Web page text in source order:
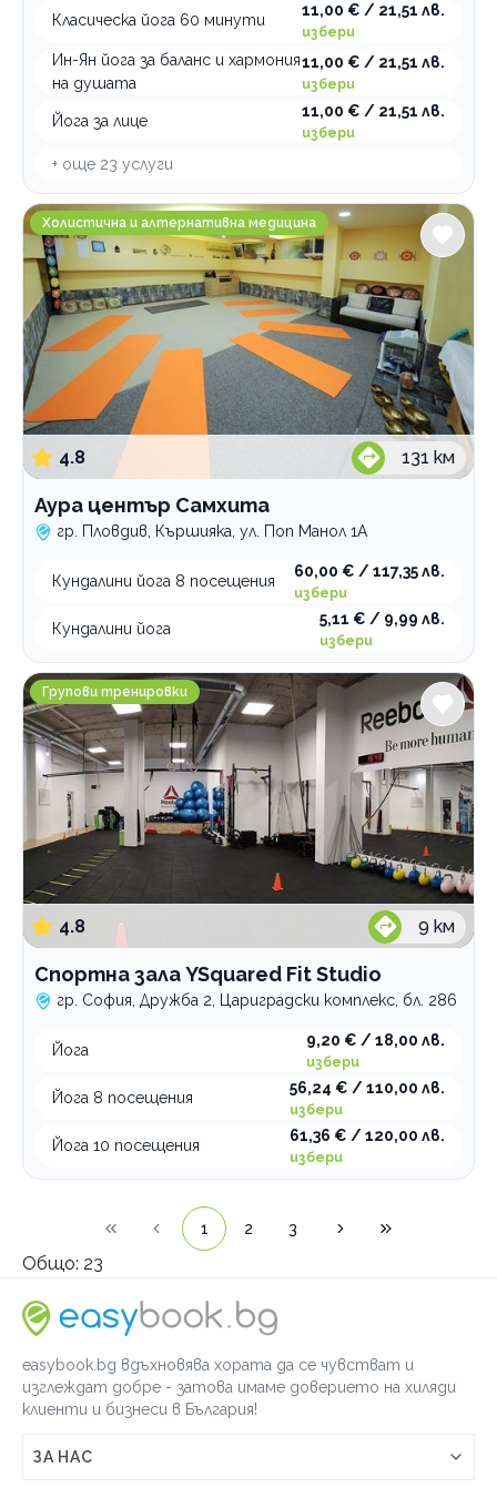
Класическа йога 60 минути
11,00 € / 21,51 лв.
избери
Ин-Ян йога за баланс и хармония
на душата
11,00 € / 21,51 лв.
избери
Йога за лице
11,00 € / 21,51 лв.
избери
+ още 23 услуги
Аура център Самхита
Холистична и алтернативна медицина
4.8 131 км
Аура център Самхита
гр. Пловдив, Кършияка, ул. Поп Манол 1А
Кундалини йога 8 посещения
60,00 € / 117,35 лв.
избери
Кундалини йога
5,11 € / 9,99 лв.
избери
Спортна зала YSquared Fit Studio
Групови тренировки
4.8 9 км
Спортна зала YSquared Fit Studio
гр. София, Дружба 2, Цариградски комплекс, бл. 286
Йога
9,20 € / 18,00 лв.
избери
Йога 8 посещения
56,24 € / 110,00 лв.
избери
Йога 10 посещения
61,36 € / 120,00 лв.
избери
1 2 3
Общо: 23
easybook.bg вдъхновява хората да се чувстват и
изглеждат добре - затова имаме доверието на хиляди
клиенти и бизнеси в България!
ЗА НАС